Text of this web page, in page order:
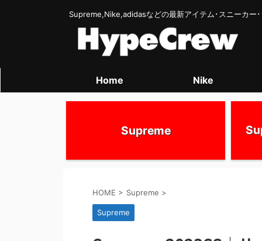
Supreme,Nike,adidasなどの最新アイテム･スニーカー
Home Nike
Supreme
HOME > Supreme >
Supreme